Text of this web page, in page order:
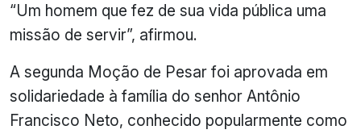
“Um homem que fez de sua vida pública uma
missão de servir”, afirmou.
A segunda Moção de Pesar foi aprovada em
solidariedade à família do senhor Antônio
Francisco Neto, conhecido popularmente como